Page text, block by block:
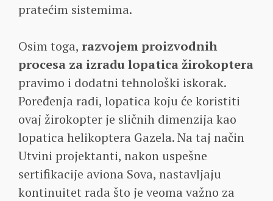
pratećim sistemima.
Osim toga, razvojem proizvodnih
procesa za izradu lopatica žirokoptera
pravimo i dodatni tehnološki iskorak.
Poređenja radi, lopatica koju će koristiti
ovaj žirokopter je sličnih dimenzija kao
lopatica helikoptera Gazela. Na taj način
Utvini projektanti, nakon uspešne
sertifikacije aviona Sova, nastavljaju
kontinuitet rada što je veoma važno za